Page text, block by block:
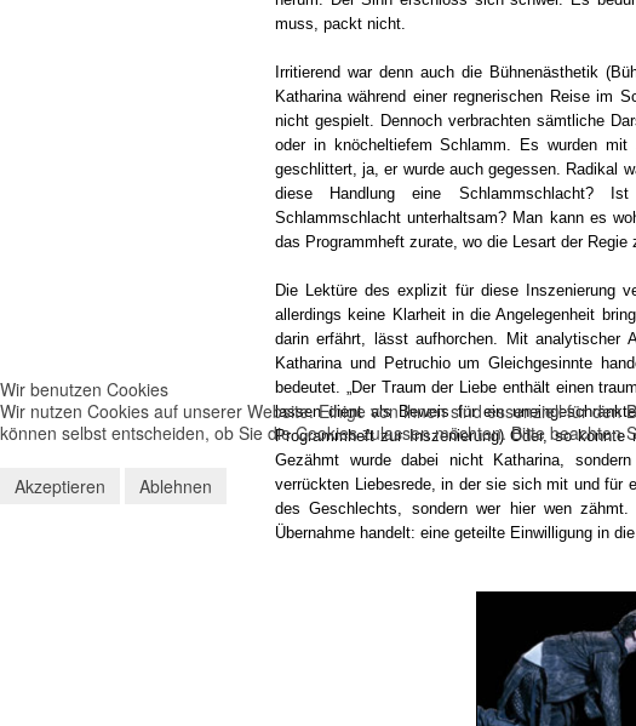
muss, packt nicht.
Irritierend war denn auch die Bühnenästhetik
Katharina während einer regnerischen Reise im
nicht gespielt. Dennoch verbrachten sämtliche
oder in knöcheltiefem Schlamm. Es wurden
geschlittert, ja, er wurde auch gegessen. Radikal
diese Handlung eine Schlammschlacht?
Schlammschlacht unterhaltsam? Man kann es
das Programmheft zurate, wo die Lesart der
Die Lektüre des explizit für diese Inszenierung
allerdings keine Klarheit in die Angelegenheit
darin erfährt, lässt aufhorchen. Mit
Katharina und Petruchio um Gleichgesinnte
bedeutet. „Der Traum der Liebe enthält einen
lassen dient als Beweis für ein
Programmheft zur Inszenierung) Oder, so
Gezähmt wurde dabei nicht Katharina,
verrückten Liebesrede, in der sie sich mit und für
des Geschlechts, sondern wer hier wen
Übernahme handelt: eine geteilte Einwilligung in
Wir benutzen Cookies
Wir nutzen Cookies auf unserer Website. Einige von ihnen sind essenziell für
können selbst entscheiden, ob Sie die Cookies zulassen möchten. Bitte
Akzeptieren
Ablehnen